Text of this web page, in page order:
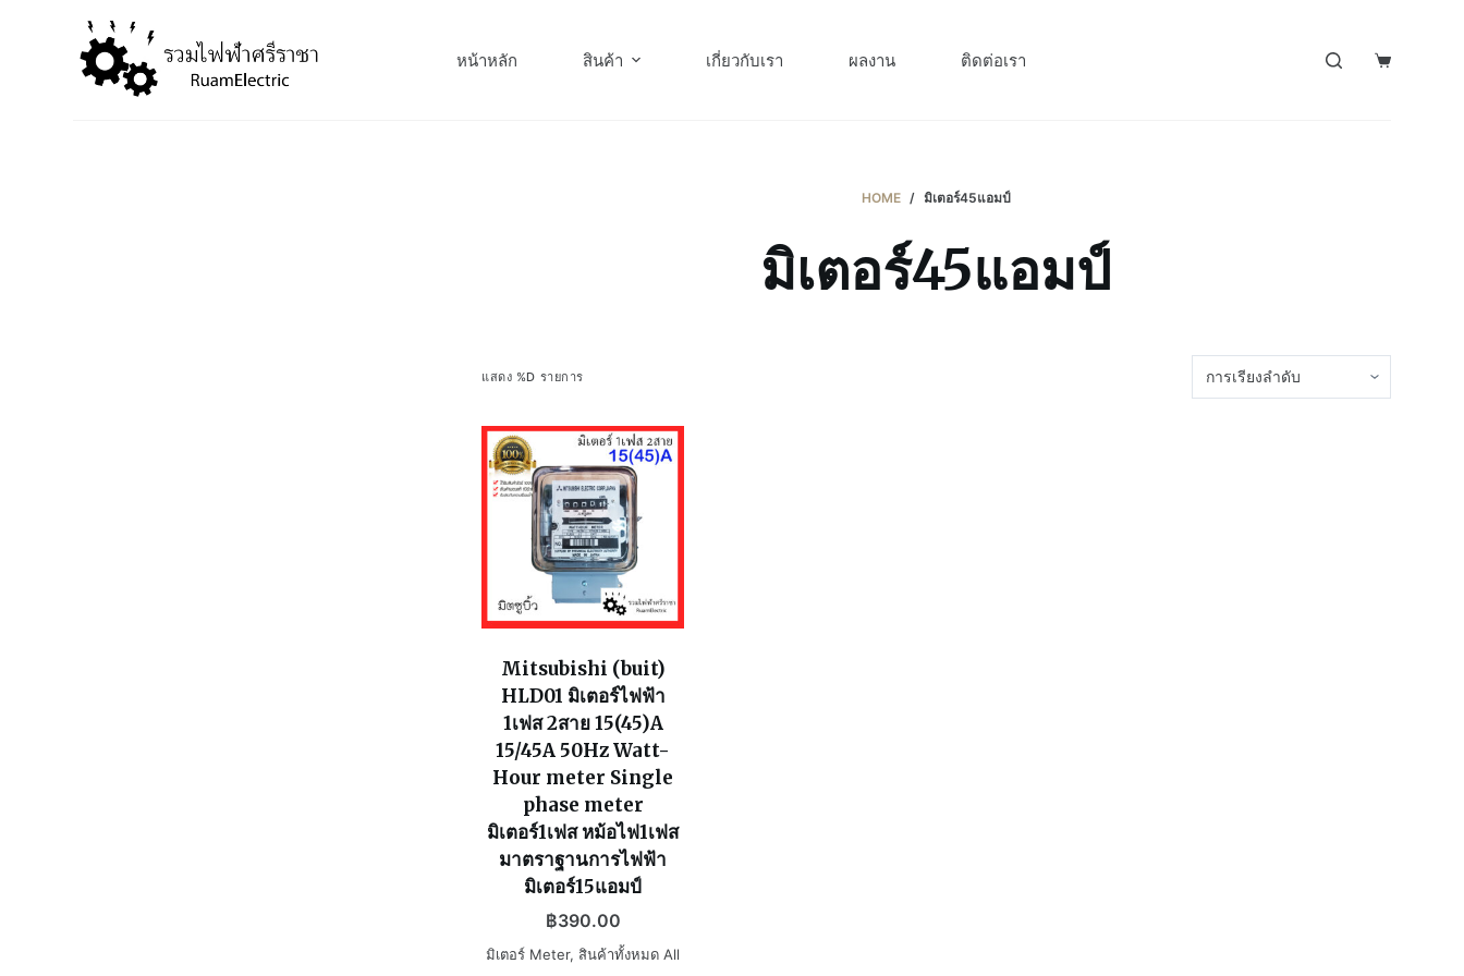
หน้าหลัก สินค้า เกี่ยวกับเรา ผลงาน ติดต่อเรา
HOME / มิเตอร์45แอมป์
มิเตอร์45แอมป์
แสดง %D รายการ
Mitsubishi (buit)
HLD01 มิเตอร์ไฟฟ้า
1เฟส 2สาย 15(45)A
15/45A 50Hz Watt-
Hour meter Single
phase meter
มิเตอร์1เฟส หม้อไฟ1เฟส
มาตราฐานการไฟฟ้า
มิเตอร์15แอมป์
฿390.00
มิเตอร์ Meter, สินค้าทั้งหมด All